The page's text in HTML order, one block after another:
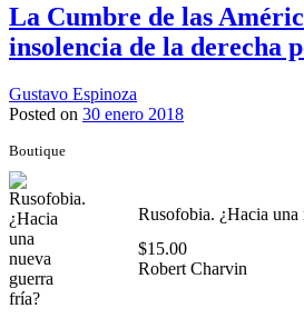
La Cumbre de las
insolencia de la derecha
Gustavo Espinoza
Posted on 30 enero 2018
Boutique
Rusofobia. ¿Hacia una
$15.00
Robert Charvin